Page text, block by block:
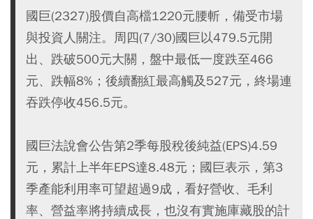
國巨(2327)股價自高檔1220元腰斬，備受市場
與投資人關注。周四(7/30)國巨以479.5元開
出、跌破500元大關，盤中最低一度跌至466
元、跌幅8%；後續翻紅最高觸及527元，終場連
吞跌停收456.5元。
國巨法說會公告第2季每股稅後純益(EPS)4.59
元，累計上半年EPS達8.48元；國巨表示，第3
季產能利用率可望超過9成，看好營收、毛利
率、營益率將持續成長，也沒有實施庫藏股的計